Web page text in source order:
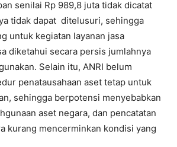
senilai Rp 989,8 juta tidak dicatat
tidak dapat ditelusuri, sehingga
untuk kegiatan layanan jasa
diketahui secara persis jumlahnya
Selain itu, ANRI belum
penatausahaan aset tetap untuk
sehingga berpotensi menyebabkan
aset negara, dan pencatatan
kurang mencerminkan kondisi yang